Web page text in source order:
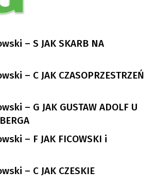
– S JAK SKARB NA
– C JAK CZASOPRZESTRZEŃ
– G JAK GUSTAW ADOLF U
– F JAK FICOWSKI i
– C JAK CZESKIE